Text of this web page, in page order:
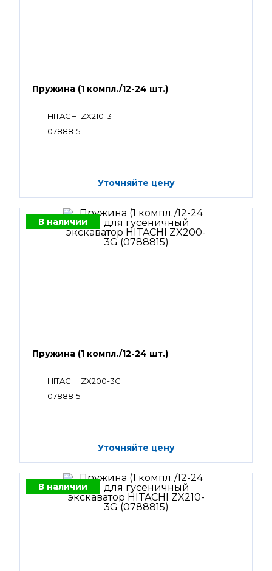
Пружина (1 компл./12-24 шт.)
HITACHI ZX210-3
0788815
Уточняйте цену
В наличии
Пружина (1 компл./12-24 шт.)
HITACHI ZX200-3G
0788815
Уточняйте цену
В наличии